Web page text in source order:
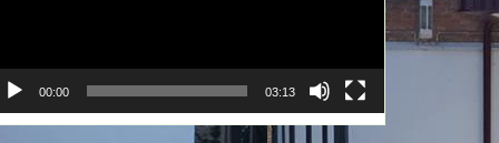
00:00 03:13